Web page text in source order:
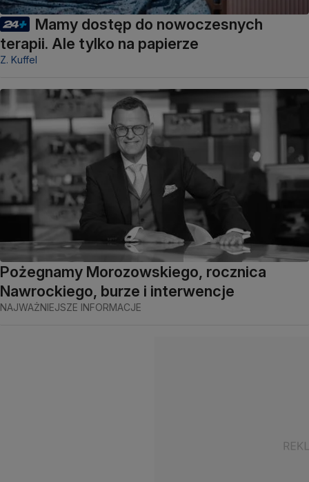
Mamy dostęp do nowoczesnych
terapii. Ale tylko na papierze
Z. Kuffel
Pożegnamy Morozowskiego, rocznica
Nawrockiego, burze i interwencje
NAJWAŻNIEJSZE INFORMACJE